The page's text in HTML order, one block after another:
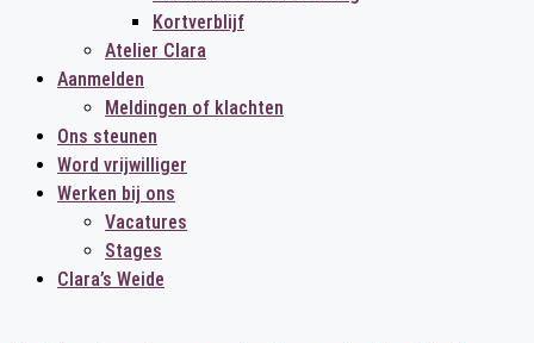
Kortverblijf
Atelier Clara
Aanmelden
Meldingen of klachten
Ons steunen
Word vrijwilliger
Werken bij ons
Vacatures
Stages
Clara’s Weide